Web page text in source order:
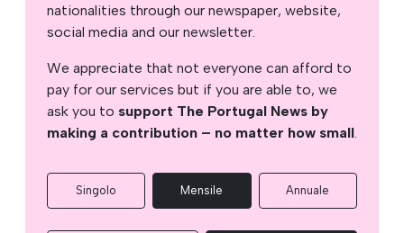
nationalities through our newspaper, website,
social media and our newsletter.
We appreciate that not everyone can afford to
pay for our services but if you are able to, we
ask you to support The Portugal News by
making a contribution – no matter how small
Singolo Mensile Annuale